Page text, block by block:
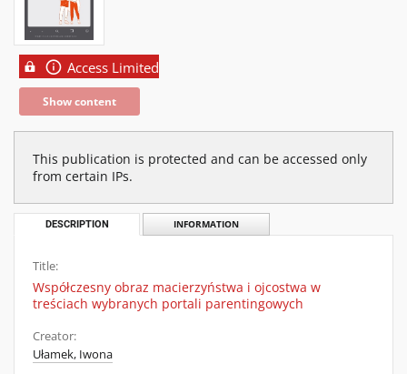
Access Limited
Show content
This publication is protected and can be accessed only
from certain IPs.
DESCRIPTION INFORMATION
Title:
Współczesny obraz macierzyństwa i ojcostwa w
treściach wybranych portali parentingowych
Creator:
Ułamek, Iwona